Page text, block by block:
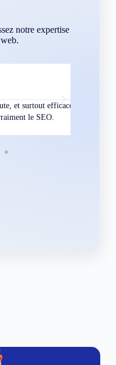
notre expertise
efficaces. On
le SEO.